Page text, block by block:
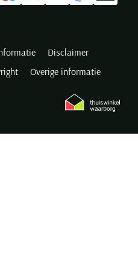
Disclaimer
Overige informatie